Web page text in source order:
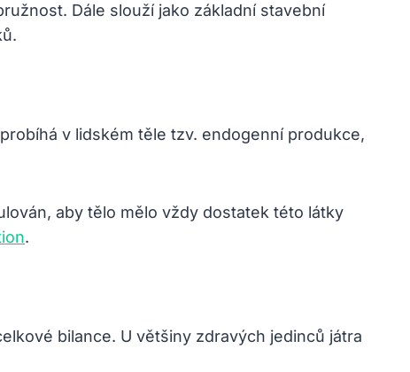
Dále slouží jako základní stavební
v lidském těle tzv. endogenní produkce,
aby tělo mělo vždy dostatek této látky
.
bilance. U většiny zdravých jedinců játra